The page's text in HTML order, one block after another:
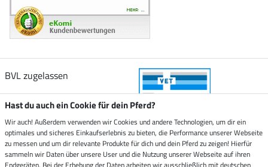
BVL zugelassen
Zustellung durch
Hast du auch ein Cookie für dein Pferd?
Wir auch! Außerdem verwenden wir Cookies und andere Technologien, um dir ein
optimales und sicheres Einkaufserlebnis zu bieten, die Performance unserer Webseite
zu messen und um dir relevante Produkte für dich und dein Pferd zu zeigen! Hierfür
sammeln wir Daten über unsere User und die Nutzung unserer Webseite auf ihren